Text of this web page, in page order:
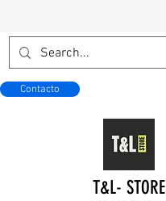
Contacto
T&L- STORE